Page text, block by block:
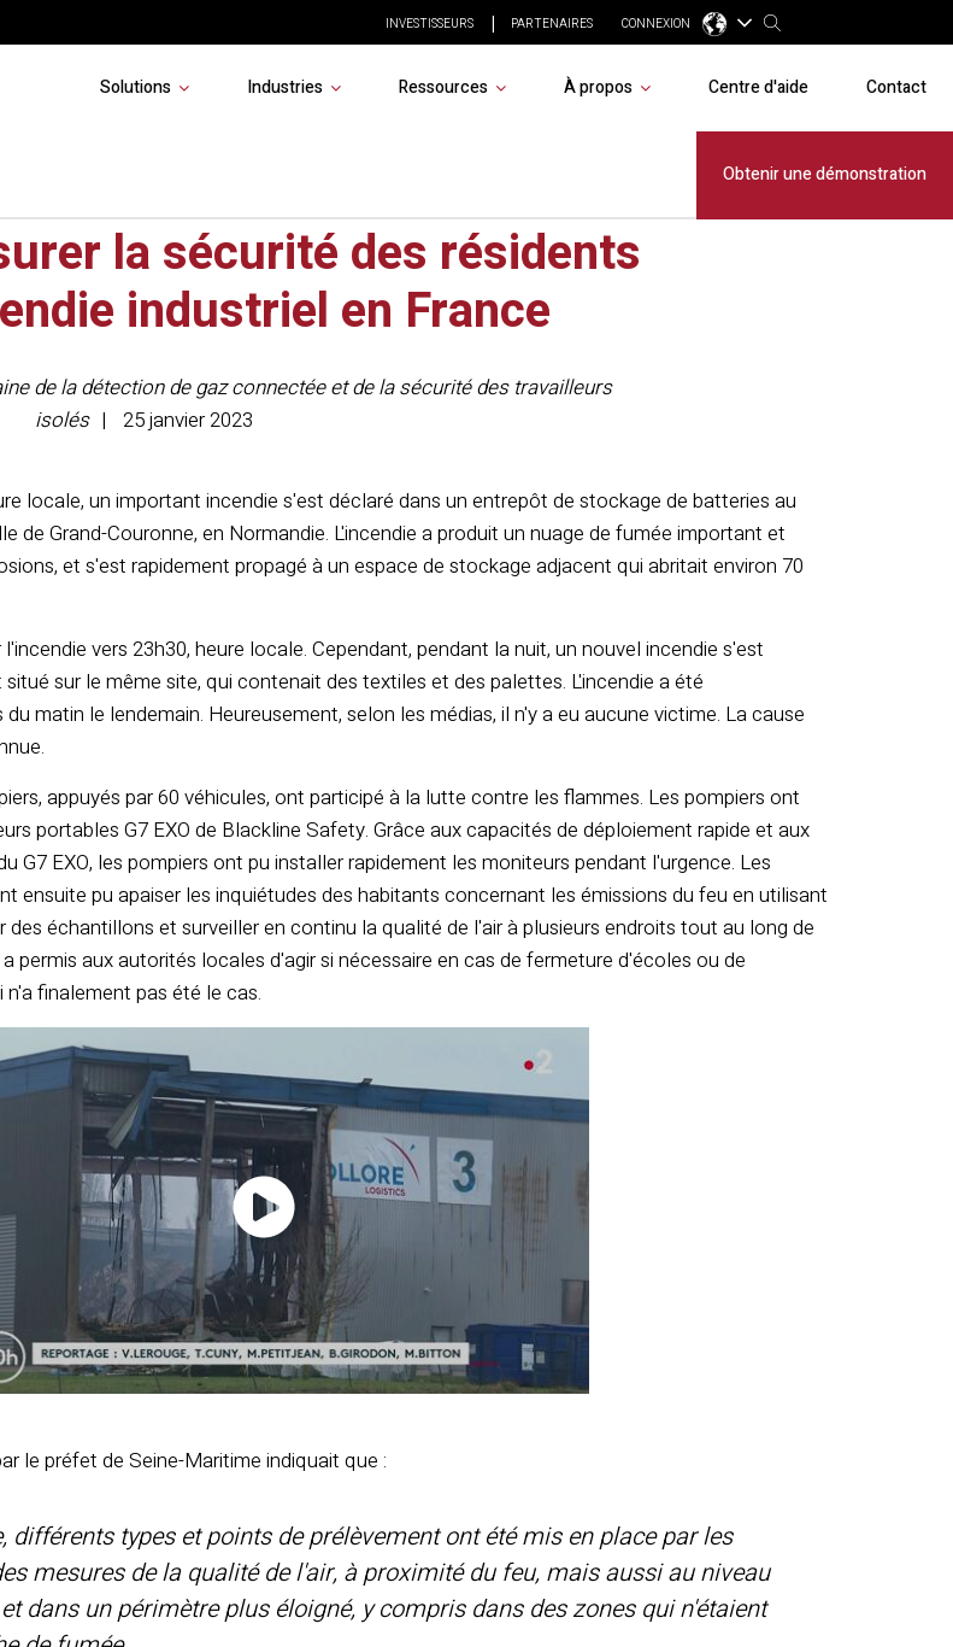
INVESTISSEURS PARTENAIRES CONNEXION
Solutions Industries Ressources À propos Centre d'aide Contact
Obtenir une démonstration
la sécurité des résidents
industriel en France
de la détection de gaz connectée et de la sécurité des travailleurs
isolés
25 janvier 2023
locale, un important incendie s'est déclaré dans un entrepôt de stockage de batteries au
de Grand-Couronne, en Normandie. L'incendie a produit un nuage de fumée important et
et s'est rapidement propagé à un espace de stockage adjacent qui abritait environ 70
vers 23h30, heure locale. Cependant, pendant la nuit, un nouvel incendie s'est
sur le même site, qui contenait des textiles et des palettes. L'incendie a été
matin le lendemain. Heureusement, selon les médias, il n'y a eu aucune victime. La cause
appuyés par 60 véhicules, ont participé à la lutte contre les flammes. Les pompiers ont
portables G7 EXO de Blackline Safety. Grâce aux capacités de déploiement rapide et aux
G7 EXO, les pompiers ont pu installer rapidement les moniteurs pendant l'urgence. Les
ensuite pu apaiser les inquiétudes des habitants concernant les émissions du feu en utilisant
des échantillons et surveiller en continu la qualité de l'air à plusieurs endroits tout au long de
permis aux autorités locales d'agir si nécessaire en cas de fermeture d'écoles ou de
finalement pas été le cas.
le préfet de Seine-Maritime indiquait que :
différents types et points de prélèvement ont été mis en place par les
mesures de la qualité de l'air, à proximité du feu, mais aussi au niveau
dans un périmètre plus éloigné, y compris dans des zones qui n'étaient